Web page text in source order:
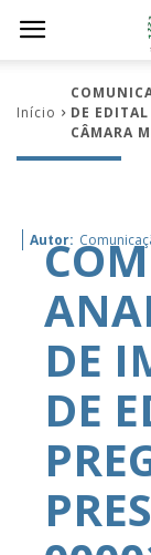
Início
DE
CÂMARA
Autor:
DE
DE